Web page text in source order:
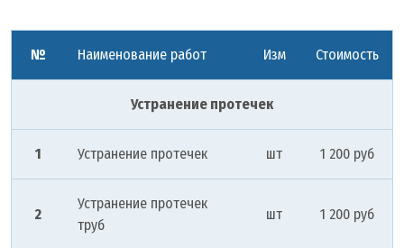
№ Наименование работ Изм Стоимость
Устранение протечек
1 Устранение протечек шт 1 200 руб
2
Устранение протечек
труб
шт 1 200 руб